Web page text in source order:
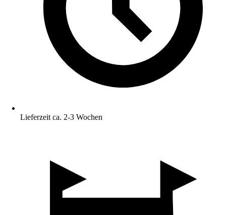
Lieferzeit ca. 2-3 Wochen